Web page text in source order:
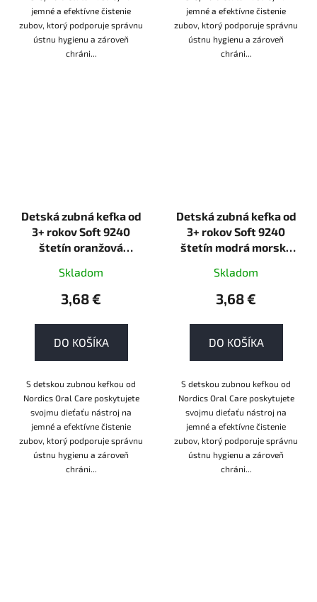
jemné a efektívne čistenie
zubov, ktorý podporuje správnu
ústnu hygienu a zároveň
chráni...
jemné a efektívne čistenie
zubov, ktorý podporuje správnu
ústnu hygienu a zároveň
chráni...
Detská zubná kefka od
3+ rokov Soft 9240
štetín oranžová
Oral Care
Skladom
3,68 €
DO KOŠÍKA
S detskou zubnou kefkou od
Nordics Oral Care poskytujete
svojmu dieťaťu nástroj na
jemné a efektívne čistenie
zubov, ktorý podporuje správnu
ústnu hygienu a zároveň
chráni...
Detská zubná kefka od
3+ rokov Soft 9240
štetín modrá morská
Care
Skladom
3,68 €
DO KOŠÍKA
S detskou zubnou kefkou od
Nordics Oral Care poskytujete
svojmu dieťaťu nástroj na
jemné a efektívne čistenie
zubov, ktorý podporuje správnu
ústnu hygienu a zároveň
chráni...